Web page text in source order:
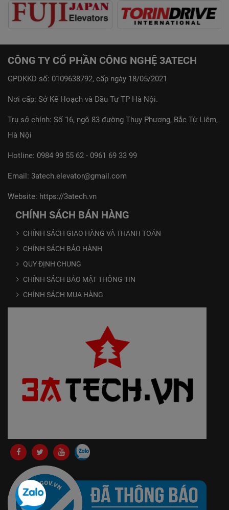
CÔNG TY CỔ PHẦN CÔNG NGHỆ 3ATECH
GPDKKD số: 0109638792, cấp ngày 18/05/2021
Nơi cấp: Sở Kế Hoạch và Đầu Tư TP Hà Nội.
Trụ sở chính: Số 16, ngõ 83 đường Thụy Phương, Bắc Từ Liêm,
Hà Nội
Hotline: 0984 99 55 62 - 0961 69 33 99
Email: 3atech.elevator@gmail.com
Website: https://3atech.vn
CHÍNH SÁCH BÁN HÀNG
CHÍNH SÁCH GIAO HÀNG VÀ THANH TOÁN
CHÍNH SÁCH BẢO HÀNH
QUY ĐỊNH CHUNG
CHÍNH SÁCH BẢO MẬT THÔNG TIN
CHÍNH SÁCH MUA HÀNG